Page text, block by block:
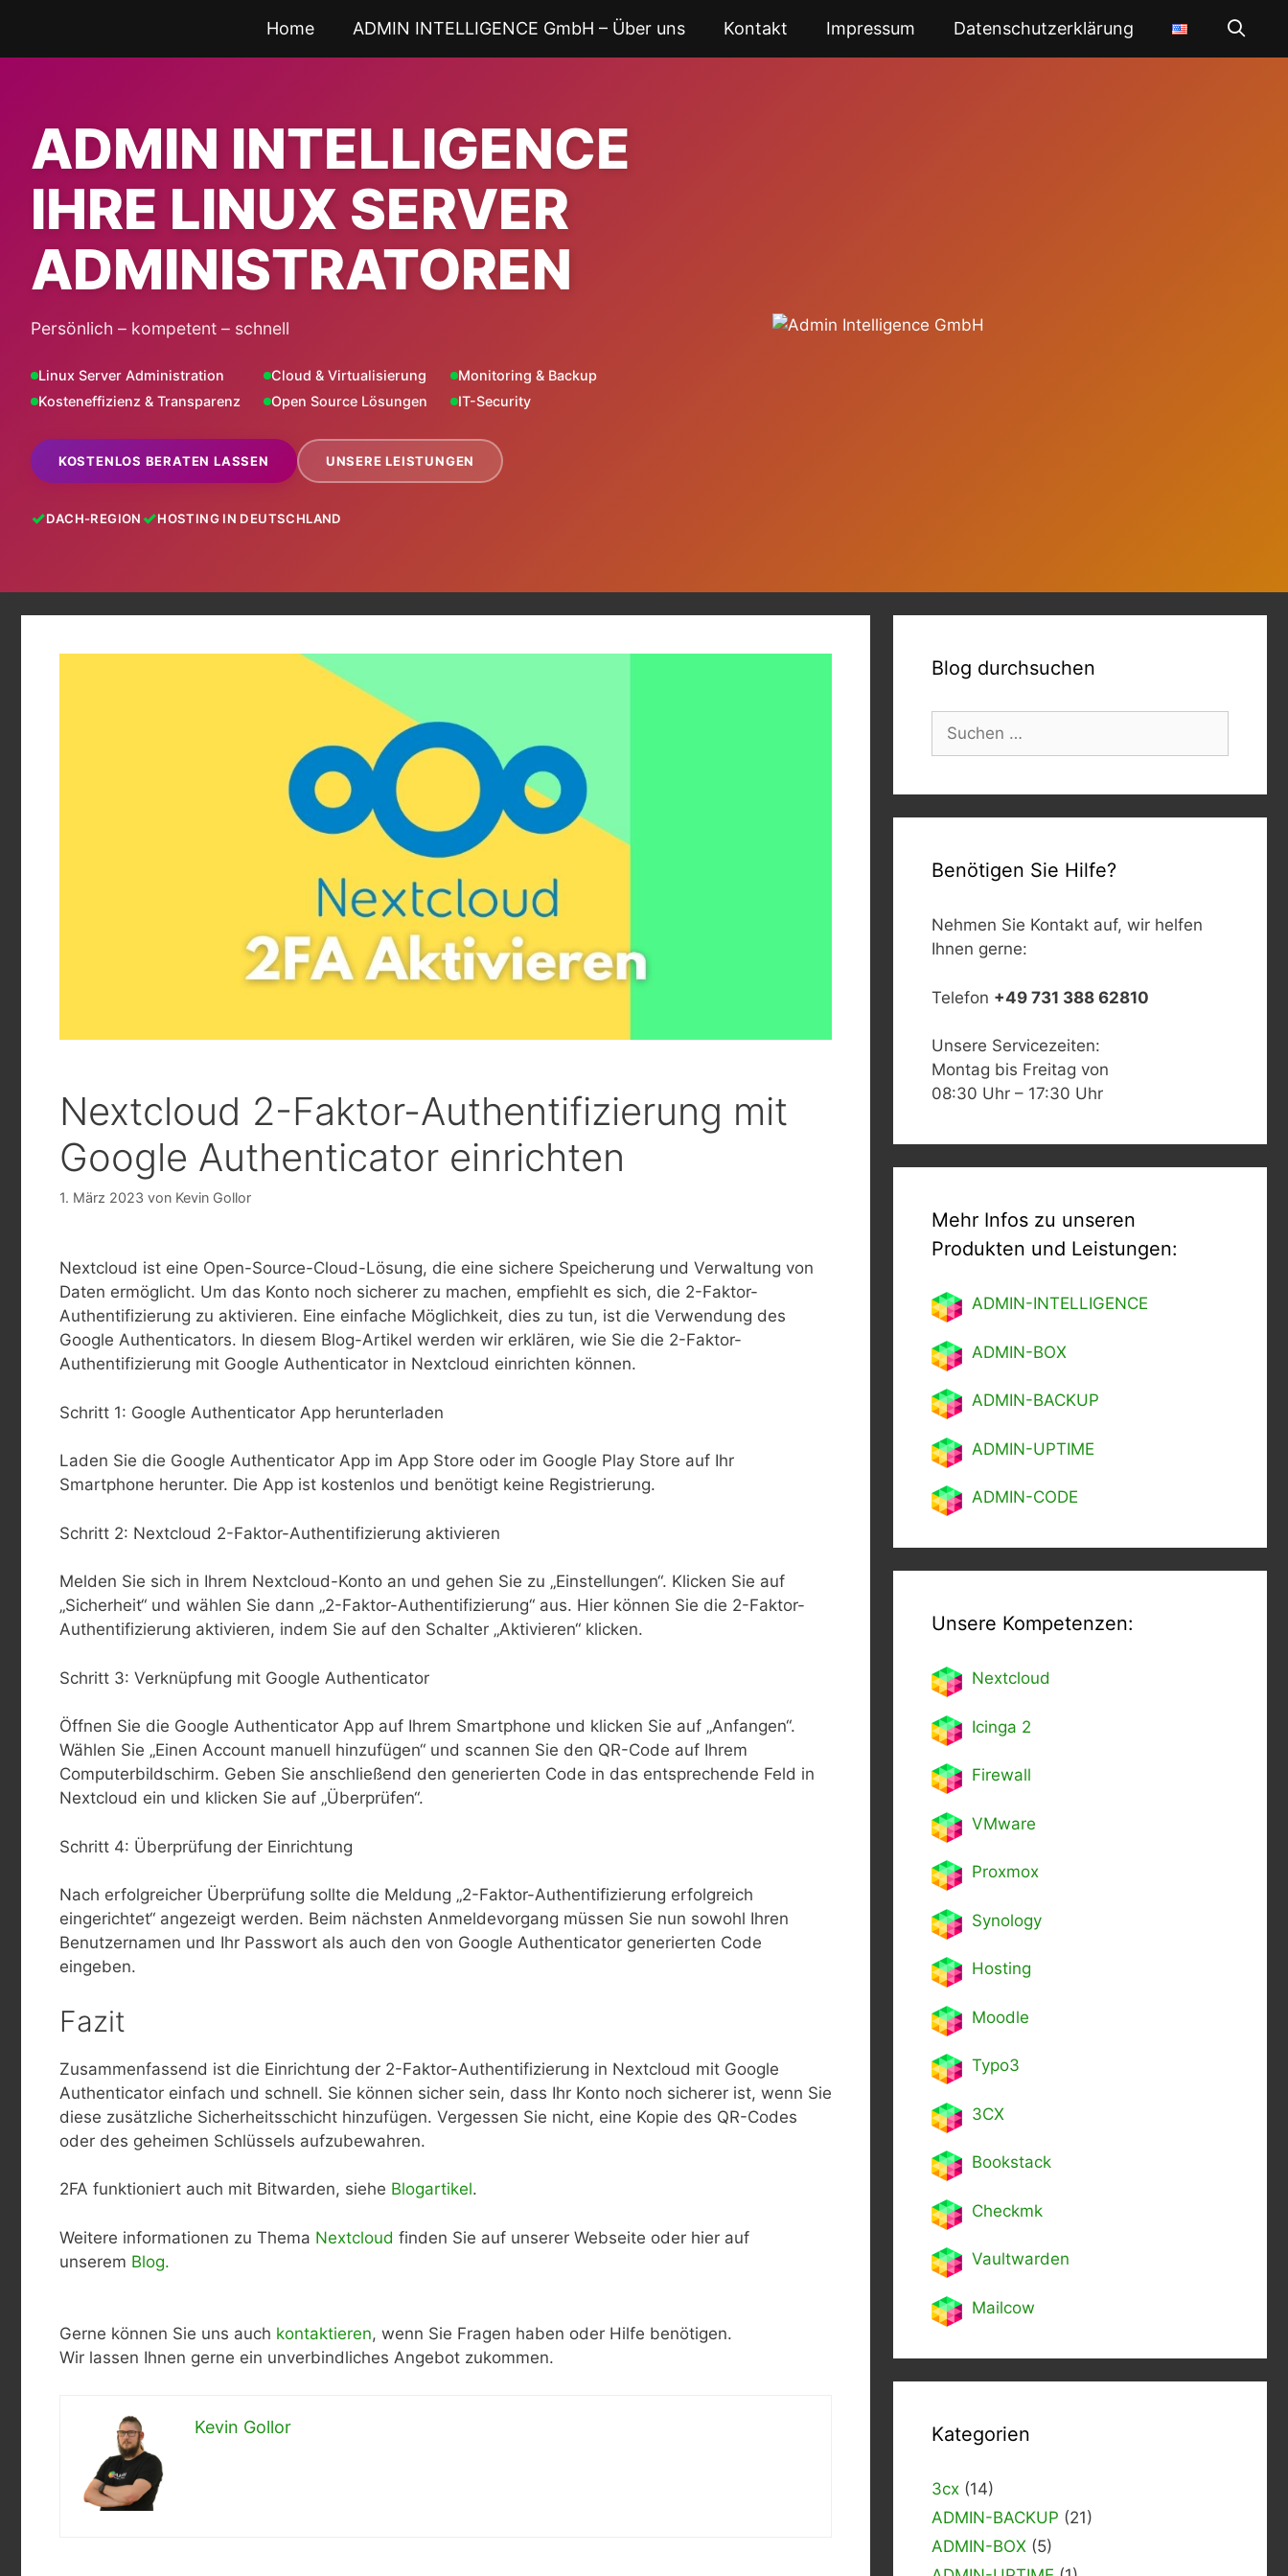
springen
Home ADMIN INTELLIGENCE GmbH – Über uns Kontakt Impressum Datenschutzerklärung
ADMIN INTELLIGENCE
IHRE LINUX SERVER
ADMINISTRATOREN
Persönlich – kompetent – schnell
Linux Server Administration Cloud & Virtualisierung
Monitoring & Backup
Kosteneffizienz & Transparenz
Open Source Lösungen IT-Security
KOSTENLOS BERATEN LASSEN UNSERE LEISTUNGEN
DACH-REGION HOSTING IN DEUTSCHLAND
Nextcloud 2-Faktor-Authentifizierung mit
Google Authenticator einrichten
1. März 2023 von Kevin Gollor
Nextcloud ist eine Open-Source-Cloud-Lösung, die eine sichere Speicherung und Verwaltung von
Daten ermöglicht. Um das Konto noch sicherer zu machen, empfiehlt es sich, die 2-Faktor-
Authentifizierung zu aktivieren. Eine einfache Möglichkeit, dies zu tun, ist die Verwendung des
Google Authenticators. In diesem Blog-Artikel werden wir erklären, wie Sie die 2-Faktor-
Authentifizierung mit Google Authenticator in Nextcloud einrichten können.
Schritt 1: Google Authenticator App herunterladen
Laden Sie die Google Authenticator App im App Store oder im Google Play Store auf Ihr
Smartphone herunter. Die App ist kostenlos und benötigt keine Registrierung.
Schritt 2: Nextcloud 2-Faktor-Authentifizierung aktivieren
Melden Sie sich in Ihrem Nextcloud-Konto an und gehen Sie zu „Einstellungen“. Klicken Sie auf
„Sicherheit“ und wählen Sie dann „2-Faktor-Authentifizierung“ aus. Hier können Sie die 2-Faktor-
Authentifizierung aktivieren, indem Sie auf den Schalter „Aktivieren“ klicken.
Schritt 3: Verknüpfung mit Google Authenticator
Öffnen Sie die Google Authenticator App auf Ihrem Smartphone und klicken Sie auf „Anfangen“.
Wählen Sie „Einen Account manuell hinzufügen“ und scannen Sie den QR-Code auf Ihrem
Computerbildschirm. Geben Sie anschließend den generierten Code in das entsprechende Feld in
Nextcloud ein und klicken Sie auf „Überprüfen“.
Schritt 4: Überprüfung der Einrichtung
Nach erfolgreicher Überprüfung sollte die Meldung „2-Faktor-Authentifizierung erfolgreich
eingerichtet“ angezeigt werden. Beim nächsten Anmeldevorgang müssen Sie nun sowohl Ihren
Benutzernamen und Ihr Passwort als auch den von Google Authenticator generierten Code
eingeben.
Fazit
Zusammenfassend ist die Einrichtung der 2-Faktor-Authentifizierung in Nextcloud mit Google
Authenticator einfach und schnell. Sie können sicher sein, dass Ihr Konto noch sicherer ist, wenn Sie
diese zusätzliche Sicherheitsschicht hinzufügen. Vergessen Sie nicht, eine Kopie des QR-Codes
oder des geheimen Schlüssels aufzubewahren.
2FA funktioniert auch mit Bitwarden, siehe Blogartikel.
Weitere informationen zu Thema Nextcloud finden Sie auf unserer Webseite oder hier auf
unserem Blog.
Gerne können Sie uns auch kontaktieren, wenn Sie Fragen haben oder Hilfe benötigen.
Wir lassen Ihnen gerne ein unverbindliches Angebot zukommen.
Kevin Gollor
Blog durchsuchen
Suchen
nach:
Benötigen Sie Hilfe?
Nehmen Sie Kontakt auf, wir helfen
Ihnen gerne:
Telefon +49 731 388 62810
Unsere Servicezeiten:
Montag bis Freitag von
08:30 Uhr – 17:30 Uhr
Mehr Infos zu unseren
Produkten und Leistungen:
ADMIN-INTELLIGENCE
ADMIN-BOX
ADMIN-BACKUP
ADMIN-UPTIME
ADMIN-CODE
Unsere Kompetenzen:
Nextcloud
Icinga 2
Firewall
VMware
Proxmox
Synology
Hosting
Moodle
Typo3
3CX
Bookstack
Checkmk
Vaultwarden
Mailcow
Kategorien
3cx (14)
ADMIN-BACKUP (21)
ADMIN-BOX (5)